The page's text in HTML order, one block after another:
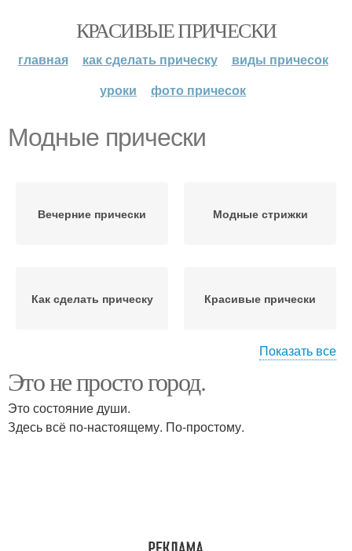
КРАСИВЫЕ ПРИЧЕСКИ
главная как сделать прическу
виды причесок
уроки
фото причесок
Модные прически
Вечерние прически Модные стрижки
Как сделать прическу Красивые прически
волосы фото
Показать все
Это не просто город.
Это состояние души.
Здесь всё по-настоящему. По-простому.